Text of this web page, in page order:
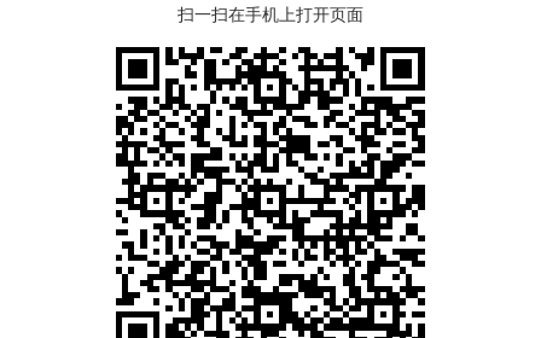
扫一扫在手机上打开页面